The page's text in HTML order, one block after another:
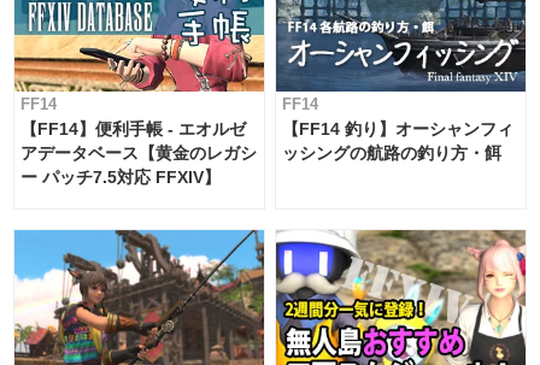
FF14
【FF14】便利手帳 - エオルゼ
アデータベース【黄金のレガシ
ー パッチ7.5対応 FFXIV】
FF14
【FF14 釣り】オーシャンフィ
ッシングの航路の釣り方・餌